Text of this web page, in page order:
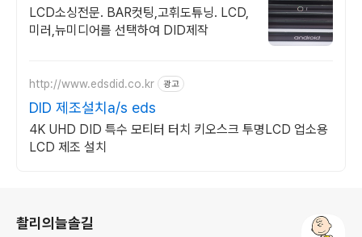
LCD소싱전문. BAR컷팅,고휘도튜닝. LCD,
미러,뉴미디어를 선택하여 DID제작
http://www.edsdid.co.kr 광고
DID 제조설치a/s eds
4K UHD DID 특수 모티터 터치 키오스크 투명LCD 업소용
LCD 제조 설치
촬리의늘솔길